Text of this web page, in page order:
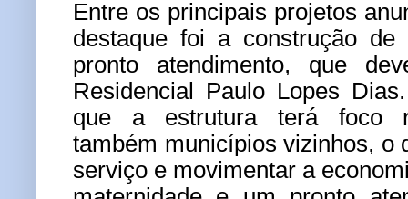
Entre os principais projetos
destaque foi a construção de
pronto atendimento, que
Residencial Paulo Lopes
que a estrutura terá foco
também municípios vizinhos, o
serviço e movimentar a